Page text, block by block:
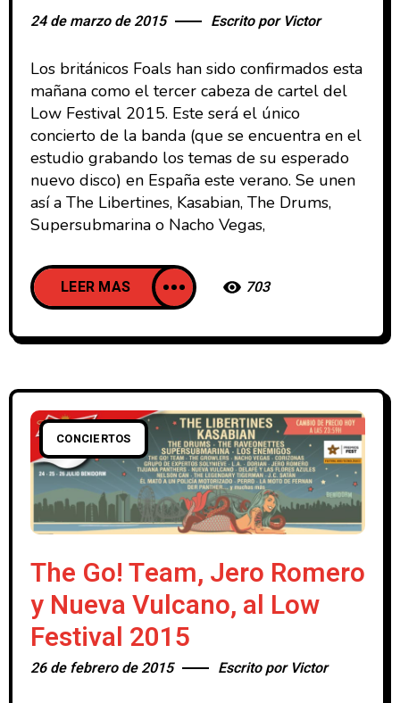
24 de marzo de 2015 Escrito por Victor
Los británicos Foals han sido confirmados esta
mañana como el tercer cabeza de cartel del
Low Festival 2015. Este será el único
concierto de la banda (que se encuentra en el
estudio grabando los temas de su esperado
nuevo disco) en España este verano. Se unen
así a The Libertines, Kasabian, The Drums,
Supersubmarina o Nacho Vegas,
LEER MAS 703
CONCIERTOS
The Go! Team, Jero Romero
y Nueva Vulcano, al Low
Festival 2015
26 de febrero de 2015 Escrito por Victor